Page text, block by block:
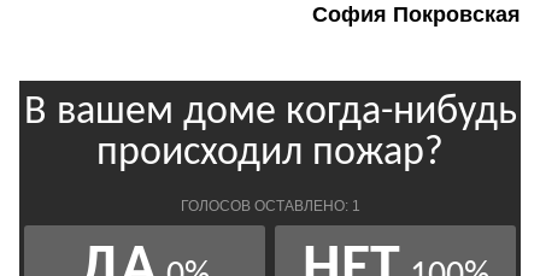
София Покровская